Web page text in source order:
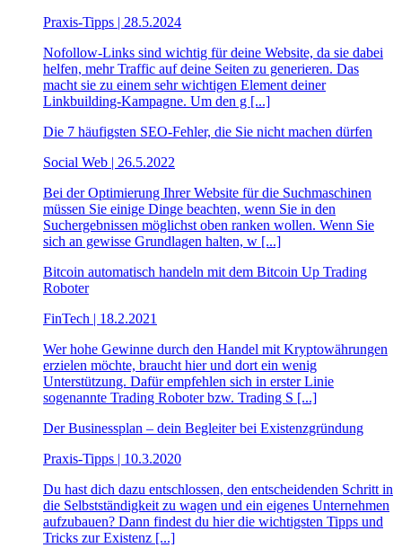
Praxis-Tipps | 28.5.2024
Nofollow-Links sind wichtig für deine Website, da sie dabei
helfen, mehr Traffic auf deine Seiten zu generieren. Das
macht sie zu einem sehr wichtigen Element deiner
Linkbuilding-Kampagne. Um den g [...]
Die 7 häufigsten SEO-Fehler, die Sie nicht machen dürfen
Social Web | 26.5.2022
Bei der Optimierung Ihrer Website für die Suchmaschinen
müssen Sie einige Dinge beachten, wenn Sie in den
Suchergebnissen möglichst oben ranken wollen. Wenn Sie
sich an gewisse Grundlagen halten, w [...]
Bitcoin automatisch handeln mit dem Bitcoin Up Trading
Roboter
FinTech | 18.2.2021
Wer hohe Gewinne durch den Handel mit Kryptowährungen
erzielen möchte, braucht hier und dort ein wenig
Unterstützung. Dafür empfehlen sich in erster Linie
sogenannte Trading Roboter bzw. Trading S [...]
Der Businessplan – dein Begleiter bei Existenzgründung
Praxis-Tipps | 10.3.2020
Du hast dich dazu entschlossen, den entscheidenden Schritt in
die Selbstständigkeit zu wagen und ein eigenes Unternehmen
aufzubauen? Dann findest du hier die wichtigsten Tipps und
Tricks zur Existenz [...]